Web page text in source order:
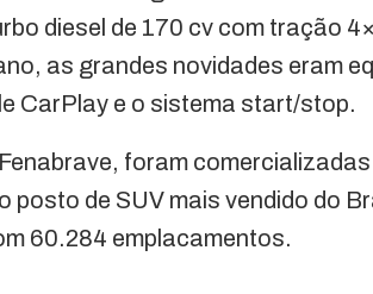
diesel de 170 cv com tração
as grandes novidades eram
CarPlay e o sistema start/stop.
foram
posto de SUV mais vendido do
60.284 emplacamentos.